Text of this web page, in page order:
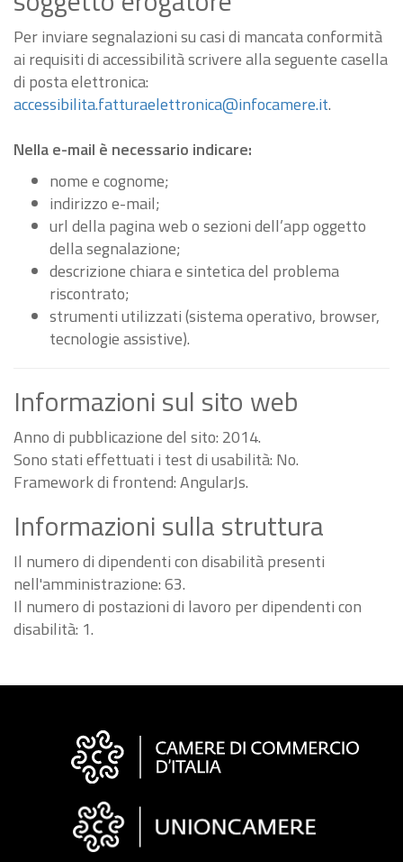
Per inviare segnalazioni su casi di mancata conformità
ai requisiti di accessibilità scrivere alla seguente casella
di posta elettronica:
accessibilita.fatturaelettronica@infocamere.it.
Nella e-mail è necessario indicare:
nome e cognome;
indirizzo e-mail;
url della pagina web o sezioni dell’app oggetto
della segnalazione;
descrizione chiara e sintetica del problema
riscontrato;
strumenti utilizzati (sistema operativo, browser,
tecnologie assistive).
Informazioni sul sito web
Anno di pubblicazione del sito: 2014.
Sono stati effettuati i test di usabilità: No.
Framework di frontend: AngularJs.
Informazioni sulla struttura
Il numero di dipendenti con disabilità presenti
nell'amministrazione: 63.
Il numero di postazioni di lavoro per dipendenti con
disabilità: 1.
Informazioni
"Fattura